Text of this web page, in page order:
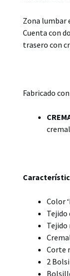
Zona lumbar
Cuenta con
trasero con
Fabricado
Color
Tejido
Tejido
Corte
2